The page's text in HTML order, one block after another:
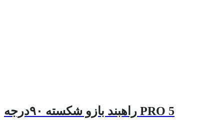
راهبند بازو شکسته ۹۰درجه PRO 5